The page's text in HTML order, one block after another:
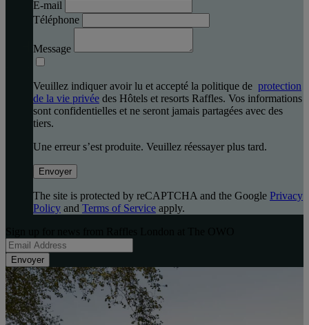
E-mail
Téléphone
Message
Veuillez indiquer avoir lu et accepté la politique de protection
de la vie privée des Hôtels et resorts Raffles. Vos informations
sont confidentielles et ne seront jamais partagées avec des
tiers.
Une erreur s’est produite. Veuillez réessayer plus tard.
Envoyer
The site is protected by reCAPTCHA and the Google Privacy
Policy and Terms of Service apply.
Envoyer